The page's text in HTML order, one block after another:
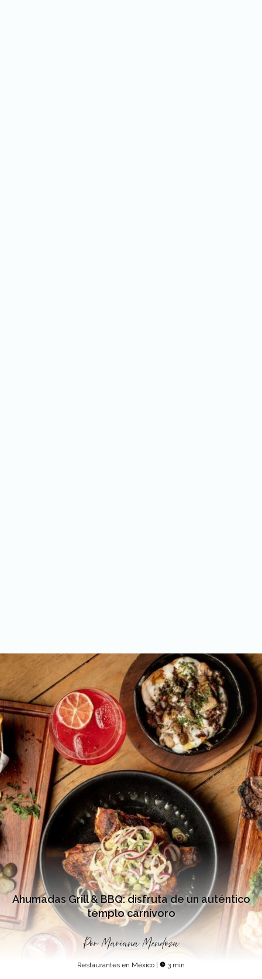
Ahumadas Grill & BBQ: disfruta de un auténtico
templo carnívoro
PorMariana Mendoza
Restaurantes en México 3 min